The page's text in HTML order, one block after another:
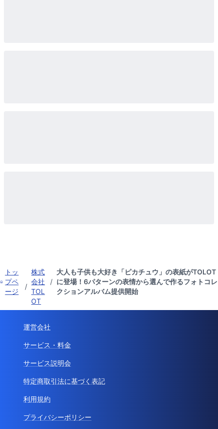
トッ
プペ
ージ
/
株式
会社
TOL
OT
/
大人も子供も大好き「ピカチュウ」の表紙がTOLOT
に登場！6パターンの表情から選んで作るフォトコレ
クションアルバム提供開始
運営会社
サービス・料金
サービス説明会
特定商取引法に基づく表記
利用規約
プライバシーポリシー